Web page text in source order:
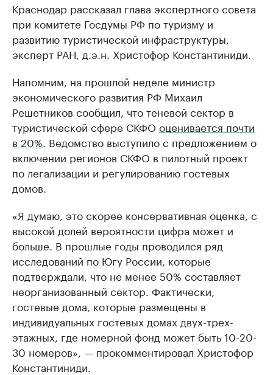
Краснодар рассказал глава экспертного совета
при комитете Госдумы РФ по туризму и
развитию туристической инфраструктуры,
эксперт РАН, д.э.н. Христофор Константиниди.
Напомним, на прошлой неделе министр
экономического развития РФ Михаил
Решетников сообщил, что теневой сектор в
туристической сфере СКФО оценивается почти
в 20% . Ведомство выступило с предложением о
включении регионов СКФО в пилотный проект
по легализации и регулированию гостевых
домов.
«Я думаю, это скорее консервативная оценка, с
высокой долей вероятности цифра может и
больше. В прошлые годы проводился ряд
исследований по Югу России, которые
подтверждали, что не менее 50% составляет
неорганизованный сектор. Фактически,
гостевые дома, которые размещены в
индивидуальных гостевых домах двух-трех-
этажных, где номерной фонд может быть 10-20-
30 номеров», — прокомментировал Христофор
Константиниди.